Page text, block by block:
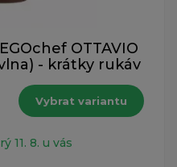
OTTAVIO
- krátky rukáv
Vybrat variantu
11. 8. u vás